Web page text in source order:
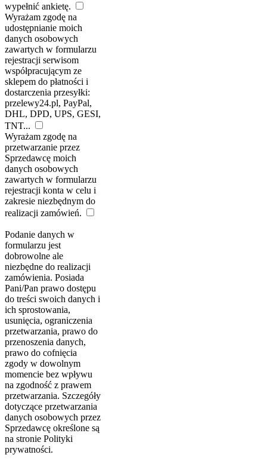
wypełnić ankietę.
Wyrażam zgodę na
udostępnianie moich
danych osobowych
zawartych w formularzu
rejestracji serwisom
współpracującym ze
sklepem do płatności i
dostarczenia przesyłki:
przelewy24.pl, PayPal,
DHL, DPD, UPS, GESI,
TNT...
Wyrażam zgodę na
przetwarzanie przez
Sprzedawcę moich
danych osobowych
zawartych w formularzu
rejestracji konta w celu i
zakresie niezbędnym do
realizacji zamówień.
Podanie danych w
formularzu jest
dobrowolne ale
niezbędne do realizacji
zamówienia. Posiada
Pani/Pan prawo dostępu
do treści swoich danych i
ich sprostowania,
usunięcia, ograniczenia
przetwarzania, prawo do
przenoszenia danych,
prawo do cofnięcia
zgody w dowolnym
momencie bez wpływu
na zgodność z prawem
przetwarzania. Szczegóły
dotyczące przetwarzania
danych osobowych przez
Sprzedawcę określone są
na stronie Polityki
prywatności.